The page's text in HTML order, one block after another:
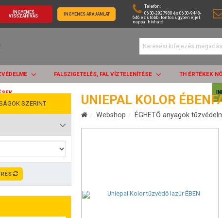
INGYENES
VISSZAHÍVÁS
INGYENES ÁRAJÁNLAT
Telefon:
0630-2927980 és 0630-9448-
646 ez utóbbi fontos ügyben éjjel.
nappal hívható
FALSZIGETELÉS, FAL VÍZTELENÍTÉSE TH ÉRTÉKEK
SZERINT UNIEPAL KOLOR
Webshop ÉGHETŐ anyagok